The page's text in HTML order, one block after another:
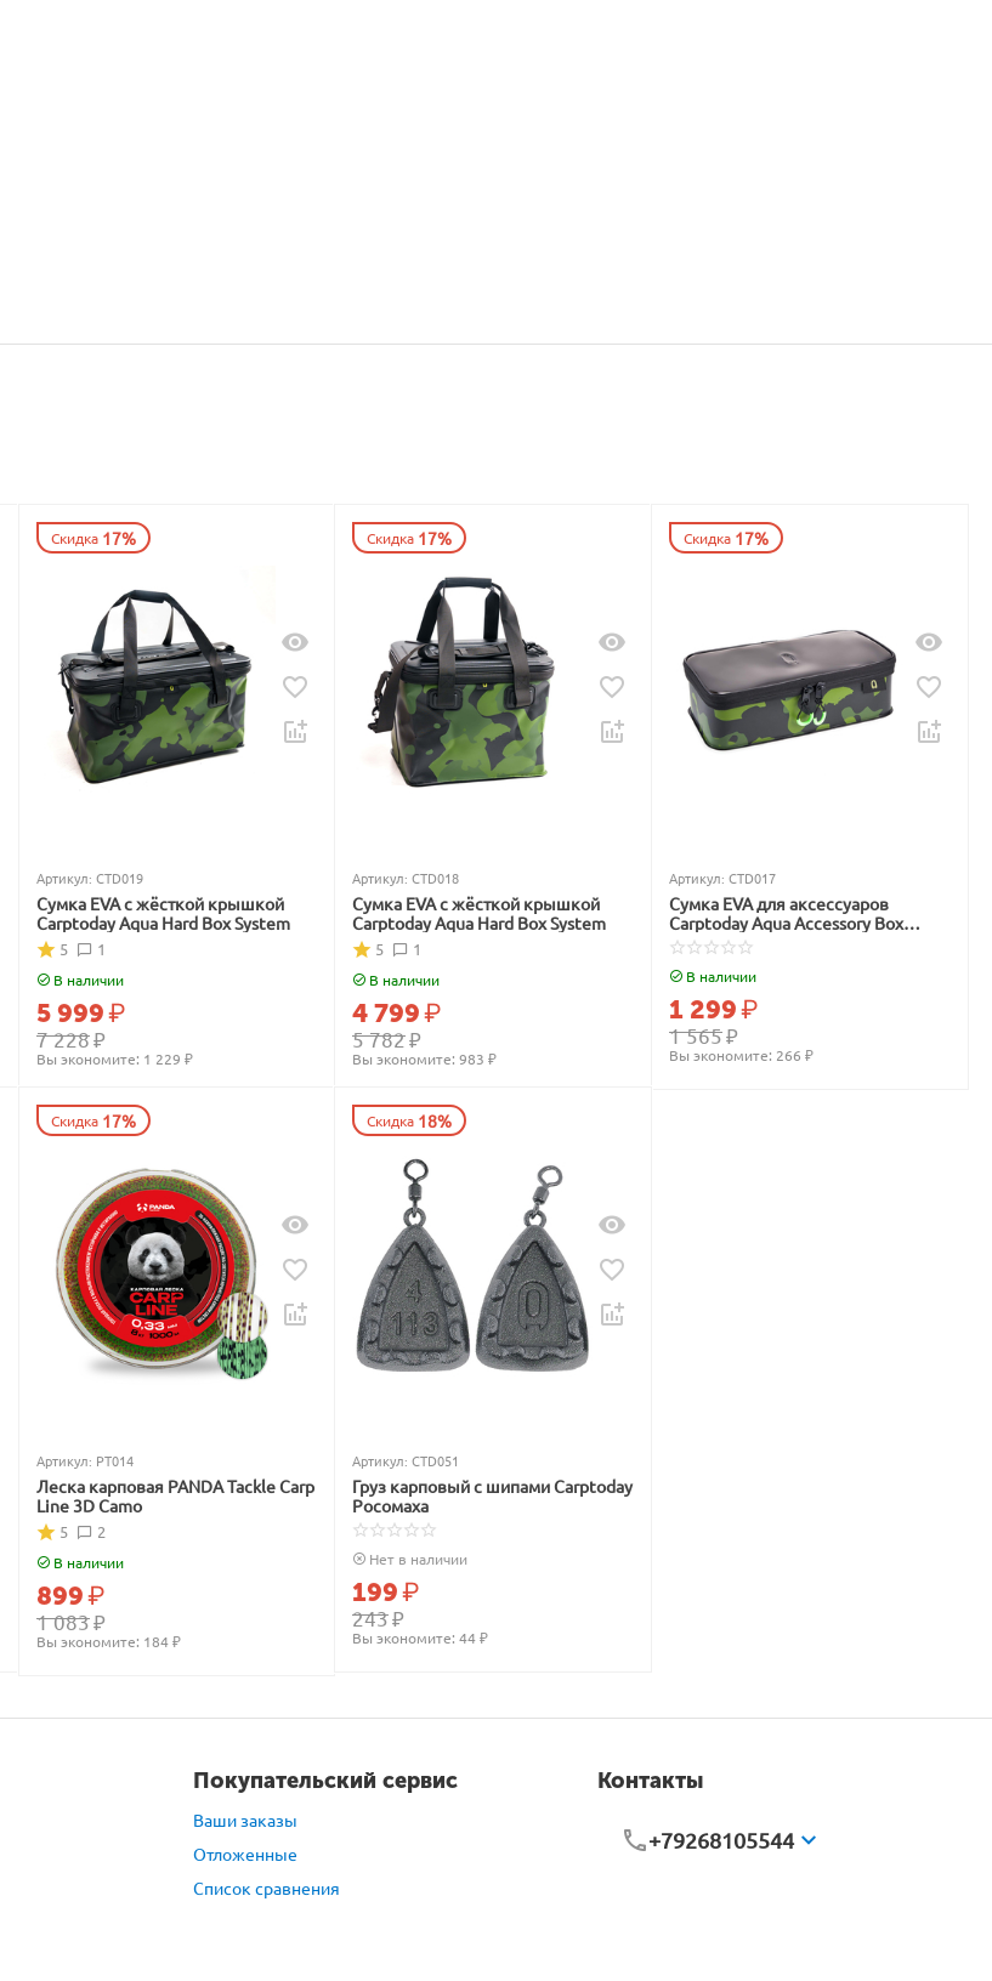
Скидка 17%
Артикул: CTD019
Сумка EVA с жёсткой крышкой
Carptoday Aqua Hard Box System
1
5
В наличии
7 228₽
5 999₽
Вы экономите: 1 229 ₽
Скидка 17%
Артикул: CTD018
Сумка EVA с жёсткой крышкой
Carptoday Aqua Hard Box System
1
5
В наличии
5 782₽
4 799₽
Вы экономите: 983 ₽
Скидка 17%
Артикул: CTD017
Сумка EVA для аксессуаров
Carptoday Aqua Accessory Box
System
В наличии
1 565₽
1 299₽
Вы экономите: 266 ₽
Скидка 17%
Артикул: PT014
Леска карповая PANDA Tackle Carp
Line 3D Camo
2
5
В наличии
1 083₽
899₽
Вы экономите: 184 ₽
Скидка 18%
Артикул: CTD051
Груз карповый с шипами Carptoday
Росомаха
Нет в наличии
243₽
199₽
Вы экономите: 44 ₽
Покупательский сервис
Ваши заказы
Отложенные
Список сравнения
Контакты
+79268105544